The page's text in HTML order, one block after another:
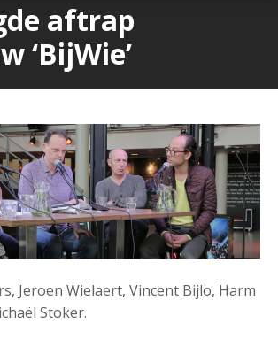
aftrap
‘BijWie’
Jeroen Wielaert, Vincent Bijlo, Harm
Stoker.